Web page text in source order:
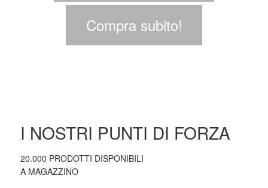
Compra subito!
I NOSTRI PUNTI DI FORZA
20.000 PRODOTTI DISPONIBILI
A MAGAZZINO